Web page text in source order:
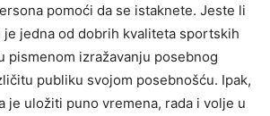
pomoći da se istaknete. Jeste li
jedna od dobrih kvaliteta sportskih
pismenom izražavanju posebnog
publiku svojom posebnošću. Ipak,
je uložiti puno vremena, rada i volje u